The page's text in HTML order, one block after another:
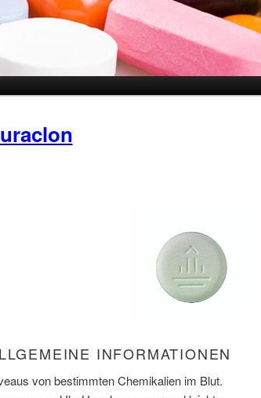
INFORMATIONEN
von bestimmten Chemikalien im Blut.